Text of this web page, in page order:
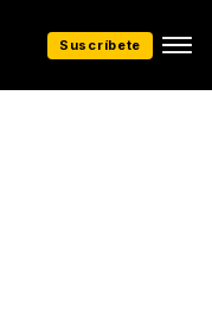
Suscríbete